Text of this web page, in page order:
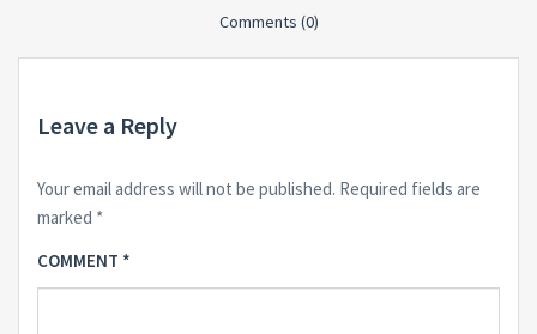
Comments (0)
Leave a Reply
Your email address will not be published. Required fields are
marked *
COMMENT *